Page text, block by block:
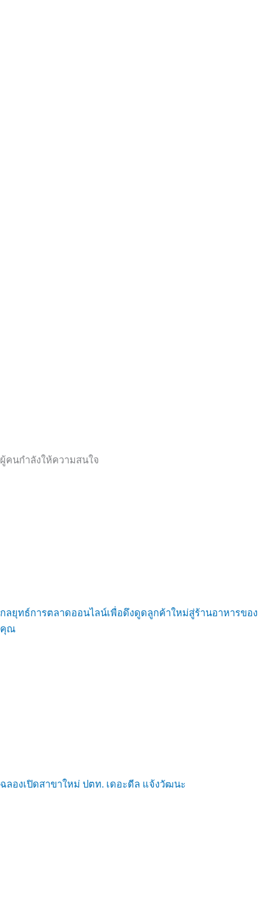
ผู้คนกำลังให้ความสนใจ
กลยุทธ์การตลาดออนไลน์เพื่อดึงดูดลูกค้าใหม่สู่ร้านอาหารของ
คุณ
ฉลองเปิดสาขาใหม่ ปตท. เดอะดีล แจ้งวัฒนะ